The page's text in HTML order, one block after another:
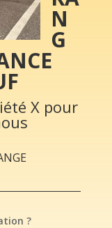
N
G
X pour
?